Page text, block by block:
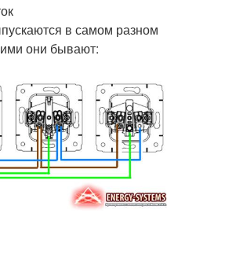
в самом разном
они бывают: